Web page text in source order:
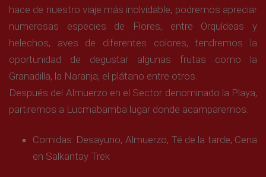
hace de nuestro viaje más inolvidable, podremos apreciar
numerosas especies de Flores, entre Orquídeas y
helechos, aves de diferentes colores, tendremos la
oportunidad de degustar algunas frutas como la
Granadilla, la Naranja, el plátano entre otros.
Después del Almuerzo en el Sector denominado la Playa,
partiremos a Lucmabamba lugar donde acamparemos.
Comidas: Desayuno, Almuerzo, Té de la tarde, Cena
en Salkantay Trek